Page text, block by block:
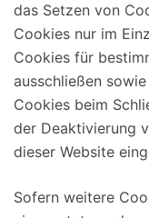
das Setzen von
Cookies nur im
Cookies für
ausschließen
Cookies beim
der Deaktivierung
dieser Website
Sofern weitere